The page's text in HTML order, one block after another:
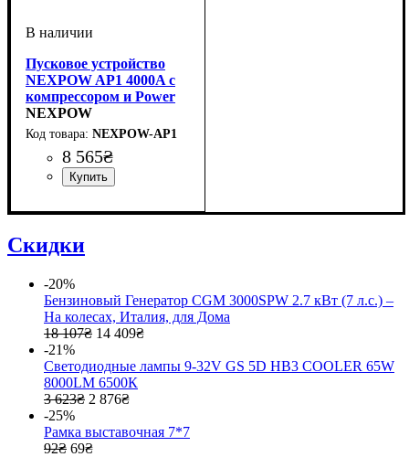
Пусковое устройство
NEXPOW AP1 4000A с
компрессором и Power
Bank 20000 мАч
NEXPOW
NEXPOW-AP1
8 565₴
Скидки
-20%
Бензиновый Генератор CGM 3000SPW 2.7 кВт (7 л.с.) –
На колесах, Италия, для Дома
18 107₴ 14 409₴
-21%
Светодиодные лампы 9-32V GS 5D HВ3 COOLER 65W
8000LM 6500К
3 623₴ 2 876₴
-25%
Рамка выставочная 7*7
92₴ 69₴